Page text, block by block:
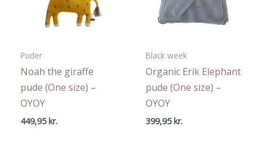
Puder
Noah the giraffe
pude (One size) –
OYOY
449,95 kr.
Black week
Organic Erik Elephant
pude (One size) –
OYOY
399,95 kr.